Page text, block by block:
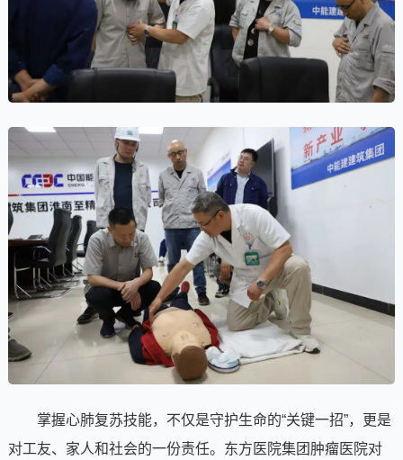
掌握心肺复苏技能，不仅是守护生命的“关键一招”，更是
对工友、家人和社会的一份责任。东方医院集团肿瘤医院对